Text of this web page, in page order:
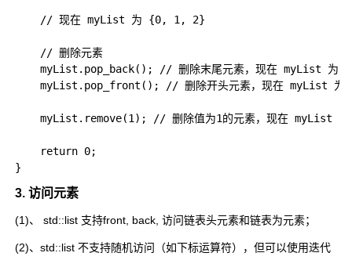
    // 现在 myList 为 {0, 1, 2}
    // 删除元素
myList.pop_back(); // 删除末尾元素，现在 myList 为
myList.pop_front(); // 删除开头元素，现在 myList 为
myList.remove(1); // 删除值为1的元素，现在 myList 为
    return 0;
3. 访问元素
(1)、 std::list 支持front, back, 访问链表头元素和链表为元素；
(2)、 std::list 不支持随机访问（如下标运算符），但可以使用迭代